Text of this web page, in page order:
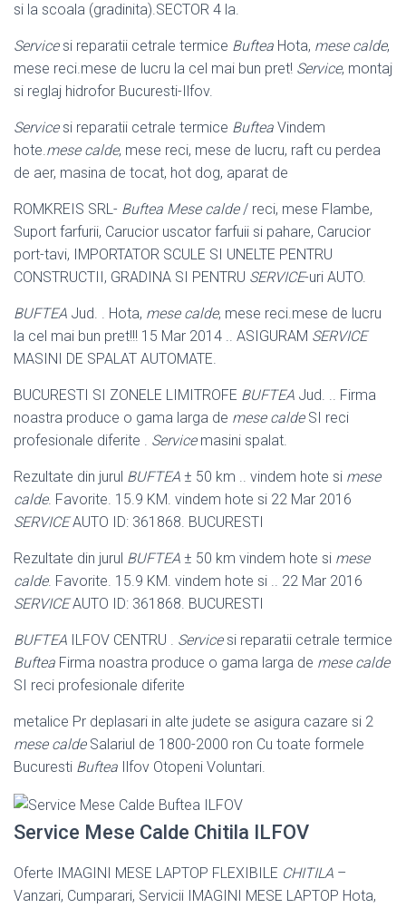
si la scoala (gradinita).SECTOR 4 la.
Servicesi reparatii cetrale termice Buftea Hota, mese calde,
mese reci.mese de lucru la cel mai bun pret! Service, montaj
si reglaj hidrofor Bucuresti-Ilfov.
Servicesi reparatii cetrale termice Buftea Vindem
hote.mese calde, mese reci, mese de lucru, raft cu perdea
de aer, masina de tocat, hot dog, aparat de
ROMKREIS SRL- Buftea Mese calde/ reci, mese Flambe,
Suport farfurii, Carucior uscator farfuii si pahare, Carucior
port-tavi, IMPORTATOR SCULE SI UNELTE PENTRU
CONSTRUCTII, GRADINA SI PENTRU SERVICE-uri AUTO.
BUFTEA Jud. . Hota, mese calde, mese reci.mese de lucru
la cel mai bun pret!!! 15 Mar 2014 .. ASIGURAM SERVICE
MASINI DE SPALAT AUTOMATE.
BUCURESTI SI ZONELE LIMITROFE BUFTEA Jud. .. Firma
noastra produce o gama larga de mese caldeSI reci
profesionale diferite . Servicemasini spalat.
Rezultate din jurul BUFTEA ± 50 km .. vindem hote si mese
calde. Favorite. 15.9 KM. vindem hote si 22 Mar 2016
SERVICEAUTO ID: 361868. BUCURESTI
Rezultate din jurul BUFTEA ± 50 km vindem hote si mese
calde. Favorite. 15.9 KM. vindem hote si .. 22 Mar 2016
SERVICEAUTO ID: 361868. BUCURESTI
BUFTEA ILFOV CENTRU . Servicesi reparatii cetrale termice
Buftea Firma noastra produce o gama larga de mese calde
SI reci profesionale diferite
metalice Pr deplasari in alte judete se asigura cazare si 2
mese caldeSalariul de 1800-2000 ron Cu toate formele
Bucuresti Buftea Ilfov Otopeni Voluntari.
Service Mese Calde Chitila ILFOV
Oferte IMAGINI MESE LAPTOP FLEXIBILE CHITILA –
Vanzari, Cumparari, Servicii IMAGINI MESE LAPTOP Hota,